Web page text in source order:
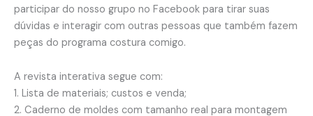
participar do nosso grupo no Facebook para tirar suas
dúvidas e interagir com outras pessoas que também fazem
peças do programa costura comigo.
A revista interativa segue com:
1. Lista de materiais; custos e venda;
2. Caderno de moldes com tamanho real para montagem